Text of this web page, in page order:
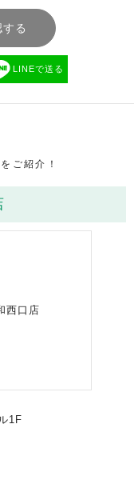
る
LINEで送る
ご紹介！
1F